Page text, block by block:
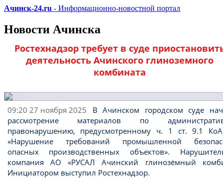
Ачинск-24.ru - Информационно-новостной портал
Новости Ачинска
Ростехнадзор требует в суде
деятельность Ачинского глиноземного
комбината
09:20 27 ноября 2025
В Ачинском городском суде
рассмотрение материалов по
правонарушению, предусмотренному ч. 1 ст. 9.1
«Нарушение требований промышленной
опасных производственных объектов».
компания АО «РУСАЛ Ачинский глинозёмный
Инициатором выступил Ростехнадзор.